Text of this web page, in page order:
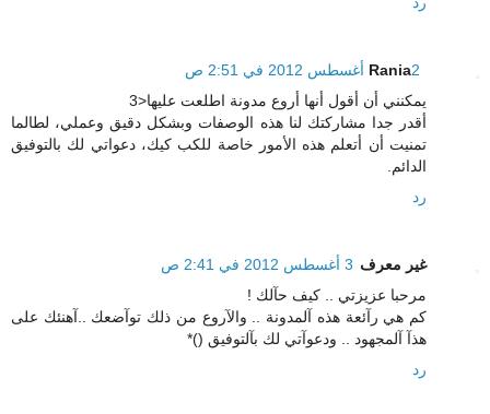
Rania2 أغسطس 2012 في 2:51 ص
يمكنني أن أقول أنها أروع مدونة اطلعت عليها<3
أقدر جدا مشاركتك لنا هذه الوصفات وبشكل دقيق وعملي، لطالما
تمنيت أن أتعلم هذه الأمور خاصة للكب كيك، دعواتي لك بالتوفيق
الدائم.
رد
غير معرف 3 أغسطس 2012 في 2:41 ص
مرحبا عزيزتي .. كيف حآلك !
كم هي رآئعة هذه آلمدونة .. والآروع من ذلك توآضعك ..آهنئك على
هذآ آلمجهود .. ودعوآتي لك بآلتوفيق ()*
رد